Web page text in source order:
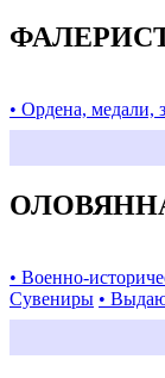
• Ордена, медали,
• Военно-
Сувениры •